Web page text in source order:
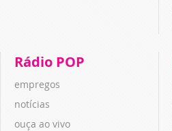
Rádio POP
empregos
notícias
ouça ao vivo